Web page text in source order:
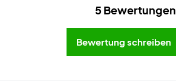
5 Bewertungen
Bewertung schreiben